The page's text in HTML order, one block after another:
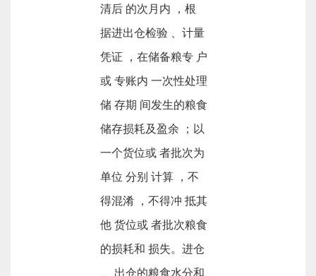
清后 的次月内 ，根
据进出仓检验 、计量
凭证 ，在储备粮专 户
或 专账内 一次性处理
储 存期 间发生的粮食
储存损耗及盈余 ；以
一个货位或 者批次为
单位 分别 计算 ，不
得混淆 ，不得冲 抵其
他 货位或 者批次粮食
的损耗和 损失。进仓
、 出仓的粮食水分和